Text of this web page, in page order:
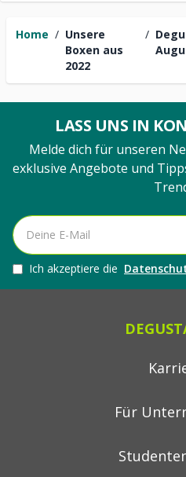
Home / Unsere
Boxen aus
2022
/
LASS UNS IN
Melde dich für unseren
exklusive Angebote und
Ich akzeptiere die
Für